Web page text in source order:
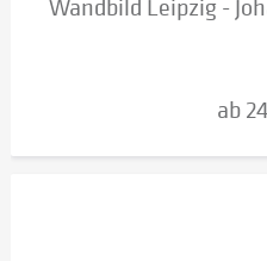
Wandbild Leipzig -
ab